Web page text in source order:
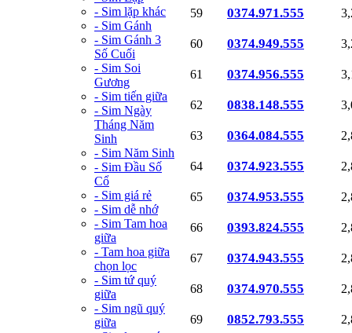
- Sim lặp khác
- Sim Gánh
- Sim Gánh 3
Số Cuối
- Sim Soi
Gương
- Sim tiến giữa
- Sim Ngày
Tháng Năm
Sinh
- Sim Năm Sinh
- Sim Đầu Số
Cổ
- Sim giá rẻ
- Sim dễ nhớ
- Sim Tam hoa
giữa
- Tam hoa giữa
chọn lọc
- Sim tứ quý
giữa
- Sim ngũ quý
giữa
59 0374.971.555
60 0374.949.555
61 0374.956.555
62 0838.148.555
63 0364.084.555
64 0374.923.555
65 0374.953.555
66 0393.824.555
67 0374.943.555
68 0374.970.555
69 0852.793.555